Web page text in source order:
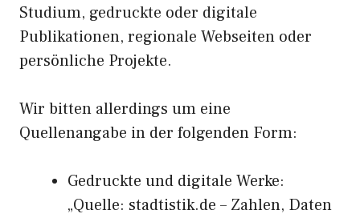
Studium, gedruckte oder digitale
Publikationen, regionale Webseiten oder
persönliche Projekte.
Wir bitten allerdings um eine
Quellenangabe in der folgenden Form:
Gedruckte und digitale Werke:
„Quelle: stadtistik.de – Zahlen, Daten